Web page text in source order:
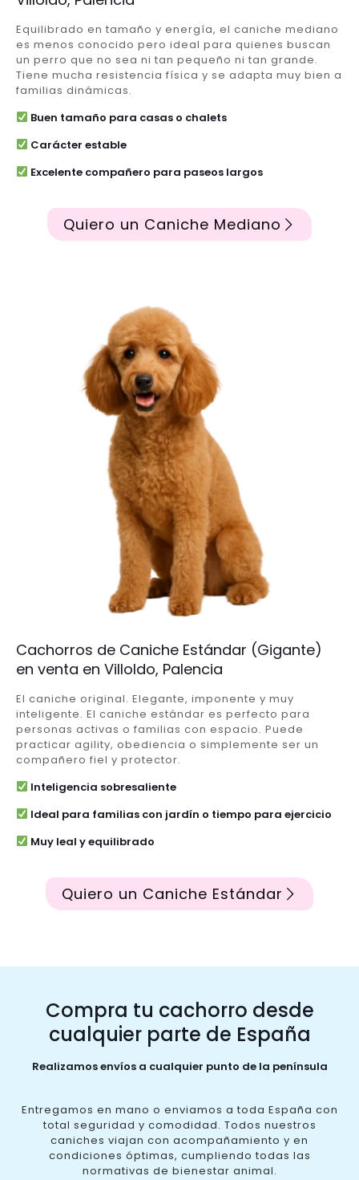
Equilibrado en tamaño y energía, el caniche mediano
es menos conocido pero ideal para quienes buscan
un perro que no sea ni tan pequeño ni tan grande.
Tiene mucha resistencia física y se adapta muy bien a
familias dinámicas.
Buen tamaño para casas o chalets
Carácter estable
Excelente compañero para paseos largos
Quiero un Caniche Mediano
Cachorros de Caniche Estándar (Gigante)
en venta en Villoldo, Palencia
El caniche original. Elegante, imponente y muy
inteligente. El caniche estándar es perfecto para
personas activas o familias con espacio. Puede
practicar agility, obediencia o simplemente ser un
compañero fiel y protector.
Inteligencia sobresaliente
Ideal para familias con jardín o tiempo para ejercicio
Muy leal y equilibrado
Quiero un Caniche Estándar
Compra tu cachorro desde
cualquier parte de España
Realizamos envíos a cualquier punto de la península
Entregamos en mano o enviamos a toda España con
total seguridad y comodidad. Todos nuestros
caniches viajan con acompañamiento y en
condiciones óptimas, cumpliendo todas las
normativas de bienestar animal.